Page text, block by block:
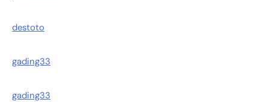
destoto
gading33
gading33